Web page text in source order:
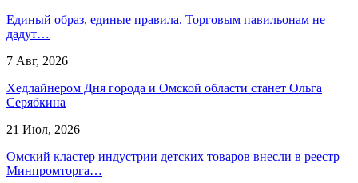
Единый образ, единые правила. Торговым павильонам не
дадут…
7 Авг, 2026
Хедлайнером Дня города и Омской области станет Ольга
Серябкина
21 Июл, 2026
Омский кластер индустрии детских товаров внесли в реестр
Минпромторга…